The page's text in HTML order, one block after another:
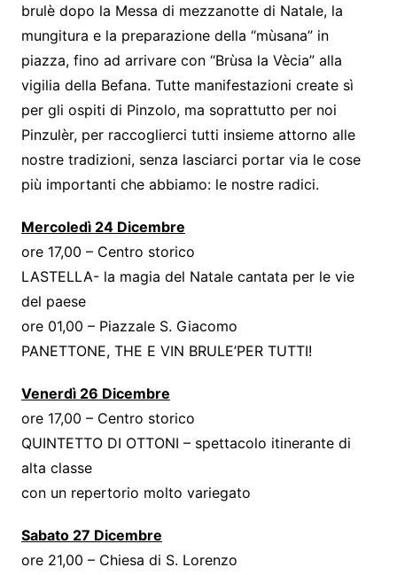
brulè dopo la Messa di mezzanotte di Natale, la
mungitura e la preparazione della “mùsana” in
piazza, fino ad arrivare con “Brùsa la Vècia” alla
vigilia della Befana. Tutte manifestazioni create sì
per gli ospiti di Pinzolo, ma soprattutto per noi
Pinzulèr, per raccoglierci tutti insieme attorno alle
nostre tradizioni, senza lasciarci portar via le cose
più importanti che abbiamo: le nostre radici.
Mercoledì 24 Dicembre
ore 17,00 – Centro storico
LASTELLA- la magia del Natale cantata per le vie
del paese
ore 01,00 – Piazzale S. Giacomo
PANETTONE, THE E VIN BRULE’PER TUTTI!
Venerdì 26 Dicembre
ore 17,00 – Centro storico
QUINTETTO DI OTTONI – spettacolo itinerante di
alta classe
con un repertorio molto variegato
Sabato 27 Dicembre
ore 21,00 – Chiesa di S. Lorenzo